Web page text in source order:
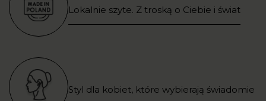
Lokalnie szyte. Z troską o Ciebie i świat
Styl dla kobiet, które wybierają świadomie